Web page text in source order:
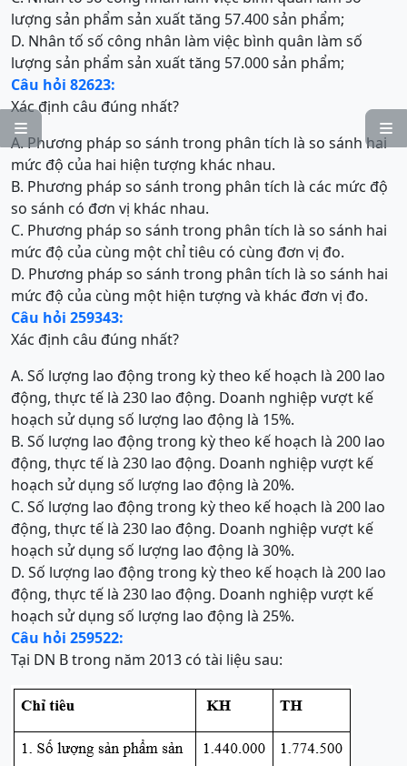


lượng sản phẩm sản xuất tăng 57.400 sản phẩm;
D. Nhân tố số công nhân làm việc bình quân làm số
lượng sản phẩm sản xuất tăng 57.000 sản phẩm;
Câu hỏi 82623:
Xác định câu đúng nhất?
A. Phương pháp so sánh trong phân tích là so sánh hai
mức độ của hai hiện tượng khác nhau.
B. Phương pháp so sánh trong phân tích là các mức độ
so sánh có đơn vị khác nhau.
C. Phương pháp so sánh trong phân tích là so sánh hai
mức độ của cùng một chỉ tiêu có cùng đơn vị đo.
D. Phương pháp so sánh trong phân tích là so sánh hai
mức độ của cùng một hiện tượng và khác đơn vị đo.
Câu hỏi 259343:
Xác định câu đúng nhất?
A. Số lượng lao động trong kỳ theo kế hoạch là 200 lao
động, thực tế là 230 lao động. Doanh nghiệp vượt kế
hoạch sử dụng số lượng lao động là 15%.
B. Số lượng lao động trong kỳ theo kế hoạch là 200 lao
động, thực tế là 230 lao động. Doanh nghiệp vượt kế
hoạch sử dụng số lượng lao động là 20%.
C. Số lượng lao động trong kỳ theo kế hoạch là 200 lao
động, thực tế là 230 lao động. Doanh nghiệp vượt kế
hoạch sử dụng số lượng lao động là 30%.
D. Số lượng lao động trong kỳ theo kế hoạch là 200 lao
động, thực tế là 230 lao động. Doanh nghiệp vượt kế
hoạch sử dụng số lượng lao động là 25%.
Câu hỏi 259522:
Tại DN B trong năm 2013 có tài liệu sau: